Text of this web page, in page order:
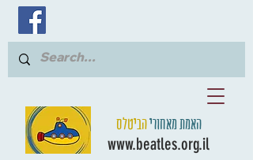
האמת מאחוריהביטלס
www.beatles.org.il